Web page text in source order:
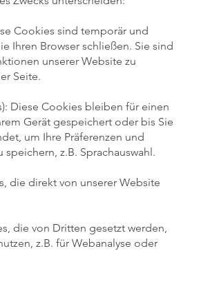
Cookies sind temporär und
Ihren Browser schließen. Sie sind
unserer Website zu
Seite.
Diese Cookies bleiben für einen
Gerät gespeichert oder bis Sie
um Ihre Präferenzen und
z.B. Sprachauswahl.
die direkt von unserer Website
die von Dritten gesetzt werden,
z.B. für Webanalyse oder